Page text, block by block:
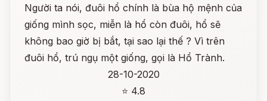
Người ta nói, đuôi hổ chính là bùa hộ mệnh của
giống mình sọc, miễn là hổ còn đuôi, hổ sẽ
không bao giờ bị bắt, tại sao lại thế ? Vì trên
đuôi hổ, trú ngụ một giống, gọi là Hổ Trành.
28-10-2020
⭐ 4.8